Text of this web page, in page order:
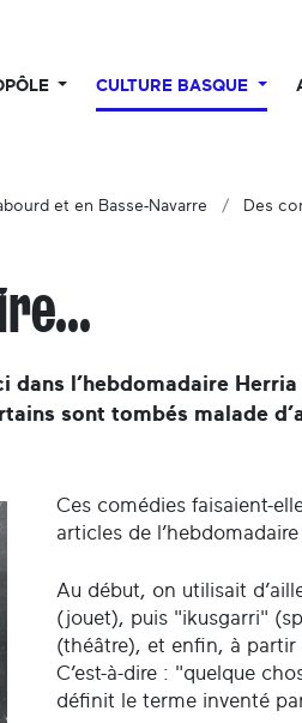
CULTURE BASQUE
et en Basse-Navarre
Des
dans l’hebdomadaire
sont tombés malade
Ces comédies faisaient-
articles de
Au début, on utilisait
(jouet), puis "ikusgarri"
(théâtre), et enfin, à partir
C’est-à-dire : "quelque
définit le terme inventé